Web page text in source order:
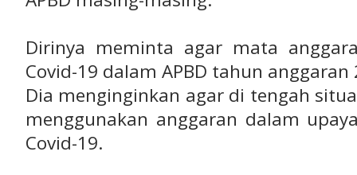
Dirinya meminta agar mata
Covid-19 dalam APBD tahun
Dia menginginkan agar di tengah
menggunakan anggaran dalam
Covid-19.